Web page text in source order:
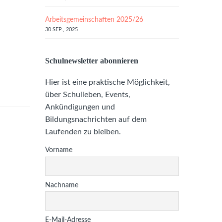
Arbeitsgemeinschaften 2025/26
30 SEP., 2025
Schulnewsletter abonnieren
Hier ist eine praktische Möglichkeit,
über Schulleben, Events,
Ankündigungen und
Bildungsnachrichten auf dem
Laufenden zu bleiben.
Vorname
Nachname
E-Mail-Adresse